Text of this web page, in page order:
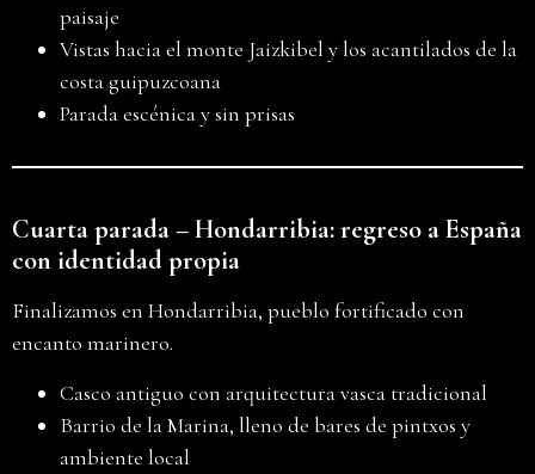
paisaje
Vistas hacia el monte Jaizkibel y los acantilados de la
costa guipuzcoana
Parada escénica y sin prisas
Cuarta parada – Hondarribia: regreso a España
con identidad propia
Finalizamos en Hondarribia, pueblo fortificado con
encanto marinero.
Casco antiguo con arquitectura vasca tradicional
Barrio de la Marina, lleno de bares de pintxos y
ambiente local